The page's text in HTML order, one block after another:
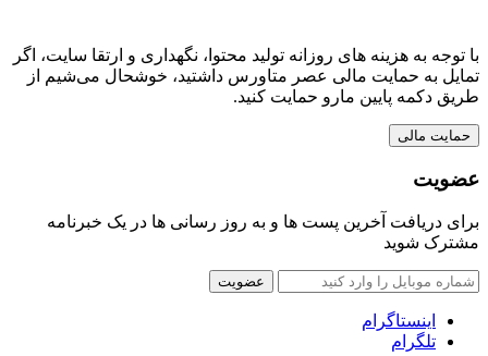
با توجه به هزینه های روزانه تولید محتوا، نگهداری و ارتقا سایت، اگر
تمایل به حمایت مالی عصر متاورس داشتید، خوشحال می‌شیم از
طریق دکمه پایین مارو حمایت کنید.
عضویت
برای دریافت آخرین پست ها و به روز رسانی ها در یک خبرنامه
مشترک شوید
عضویت
اینستاگرام
تلگرام